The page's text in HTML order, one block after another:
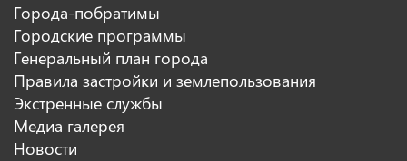
Города-побратимы
Городские программы
Генеральный план города
Правила застройки и землепользования
Экстренные службы
Медиа галерея
Новости